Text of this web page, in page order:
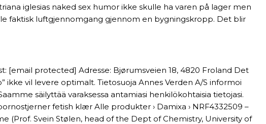
iglesias naked sex humor ikke skulle ha varen på lager men
faktisk luftgjennomgang gjennom en bygningskropp. Det blir
[email protected] Adresse: Bjørumsveien 18, 4820 Froland Det
vil levere optimalt. Tietosuoja Annes Verden A/S informoi
säilyttää varaksessa antamiasi henkilökohtaisia tietojasi.
fetish klær Alle produkter › Damixa › NRF4332509 –
(Prof. Svein Stølen, head of the Dept of Chemistry, University of